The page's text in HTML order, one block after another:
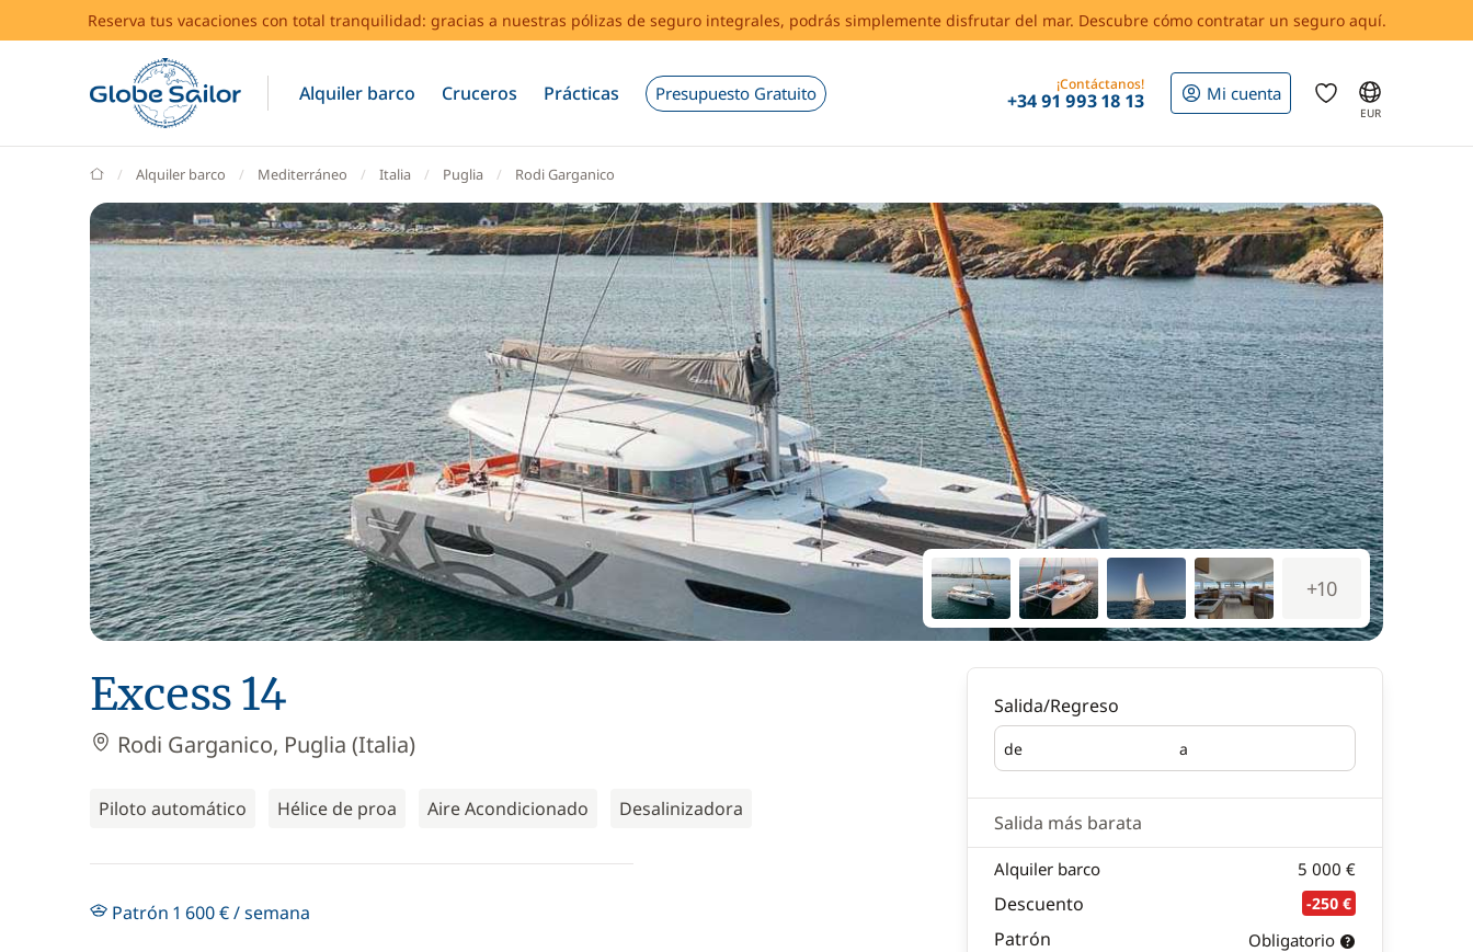
Reserva tus vacaciones con total tranquilidad: gracias a nuestras pólizas de seguro integrales, podrás simplemente disfrutar del mar. Descubre cómo contratar un seguro aquí.
Alquiler barco Cruceros Prácticas Presupuesto Gratuito ¡Contáctanos!
+34 91 993 18 13 Mi cuenta
EUR
GlobeSailor
Alquiler barco Mediterráneo Italia Puglia Rodi Garganico
+10
Excess 14
Rodi Garganico, Puglia (Italia)
Piloto automático Hélice de proa Aire Acondicionado Desalinizadora
Patrón 1 600 € / semana
Salida/Regreso
de
Salida a
Regreso
Salida más barata
Alquiler barco 5 000 €
Descuento -250 €
Patrón Obligatorio